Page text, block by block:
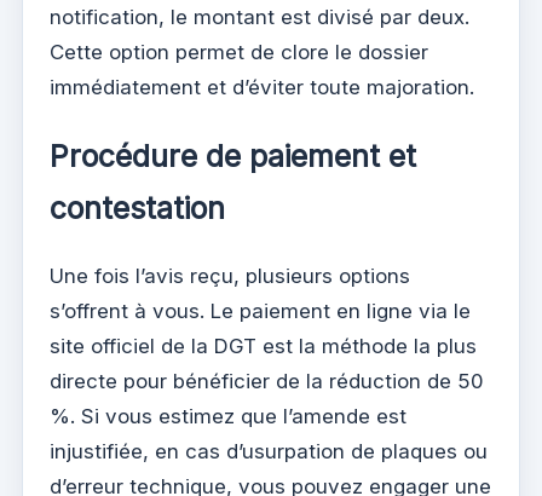
notification, le montant est divisé par deux.
Cette option permet de clore le dossier
immédiatement et d’éviter toute majoration.
Procédure de paiement et
contestation
Une fois l’avis reçu, plusieurs options
s’offrent à vous. Le paiement en ligne via le
site officiel de la DGT est la méthode la plus
directe pour bénéficier de la réduction de 50
%. Si vous estimez que l’amende est
injustifiée, en cas d’usurpation de plaques ou
d’erreur technique, vous pouvez engager une